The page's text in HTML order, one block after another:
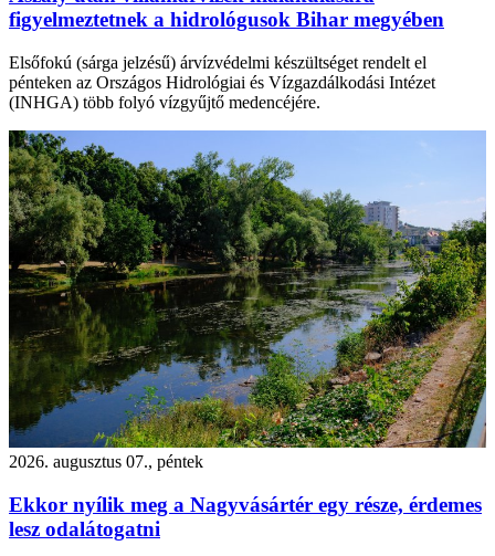
figyelmeztetnek a hidrológusok Bihar megyében
Elsőfokú (sárga jelzésű) árvízvédelmi készültséget rendelt el
pénteken az Országos Hidrológiai és Vízgazdálkodási Intézet
(INHGA) több folyó vízgyűjtő medencéjére.
2026. augusztus 07., péntek
Ekkor nyílik meg a Nagyvásártér egy része, érdemes
lesz odalátogatni